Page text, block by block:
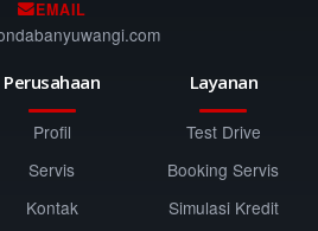
EMAIL
Perusahaan
Profil
Servis
Kontak
Layanan
Test Drive
Booking Servis
Simulasi Kredit